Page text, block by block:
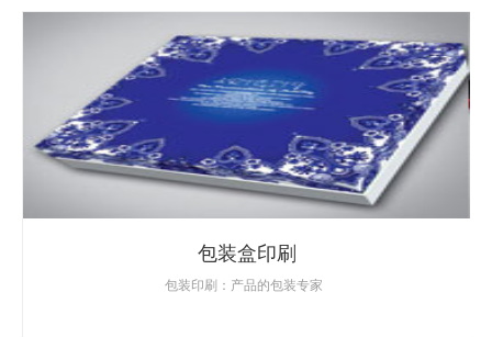
包装盒印刷
包装印刷：产品的包装专家